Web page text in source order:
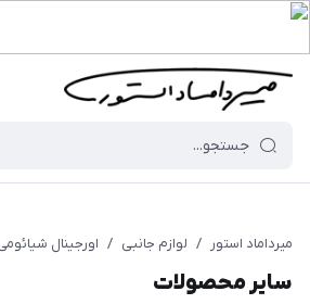
میرداماد استور / لوازم جانبی / اورجینال
سایر محصولات